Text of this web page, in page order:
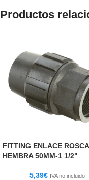
Productos
FITTING ENLACE ROSCA
HEMBRA 50MM-1 1/2"
5,39€ IVA no incluido